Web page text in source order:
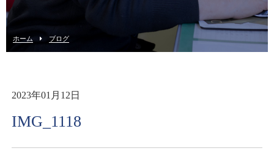
ホーム ブログ
2023年01月12日
IMG_1118